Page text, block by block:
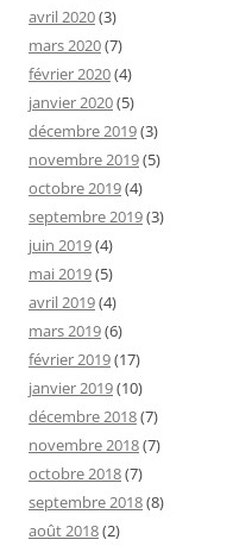
avril 2020(3)
mars 2020(7)
février 2020(4)
janvier 2020(5)
décembre 2019(3)
novembre 2019(5)
octobre 2019(4)
septembre 2019(3)
juin 2019(4)
mai 2019(5)
avril 2019(4)
mars 2019(6)
février 2019(17)
janvier 2019(10)
décembre 2018(7)
novembre 2018(7)
octobre 2018(7)
septembre 2018(8)
août 2018(2)